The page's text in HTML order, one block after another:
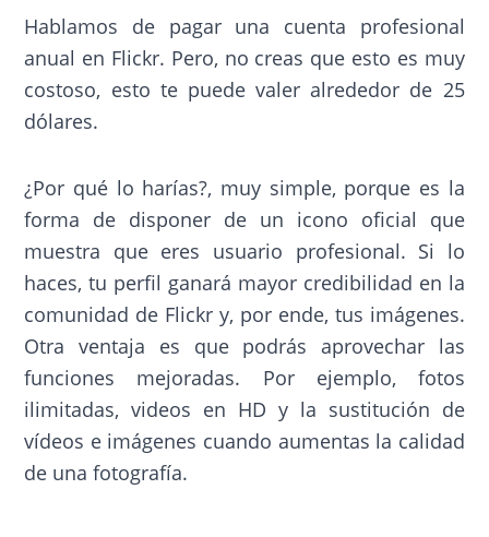
Hablamos de pagar una cuenta profesional
anual en Flickr. Pero, no creas que esto es muy
costoso, esto te puede valer alrededor de 25
dólares.
¿Por qué lo harías?, muy simple, porque es la
forma de disponer de un icono oficial que
muestra que eres usuario profesional. Si lo
haces, tu perfil ganará mayor credibilidad en la
comunidad de Flickr y, por ende, tus imágenes.
Otra ventaja es que podrás aprovechar las
funciones mejoradas. Por ejemplo, fotos
ilimitadas, videos en HD y la sustitución de
vídeos e imágenes cuando aumentas la calidad
de una fotografía.